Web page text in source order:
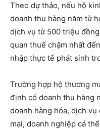
Theo dự thảo, nếu hộ
doanh thu hàng năm từ
dịch vụ từ 500 triệu
quan thuế chậm nhất
nhập thực tế phát sinh
Trường hợp hộ thương
định có doanh thu hàng
doanh hàng hóa, dịch
mại, doanh nghiệp cá